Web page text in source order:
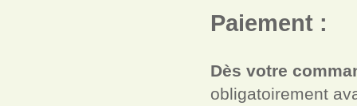
Paiement :
Dès votre
obligatoirement